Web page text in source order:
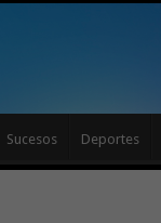
Sucesos Deportes